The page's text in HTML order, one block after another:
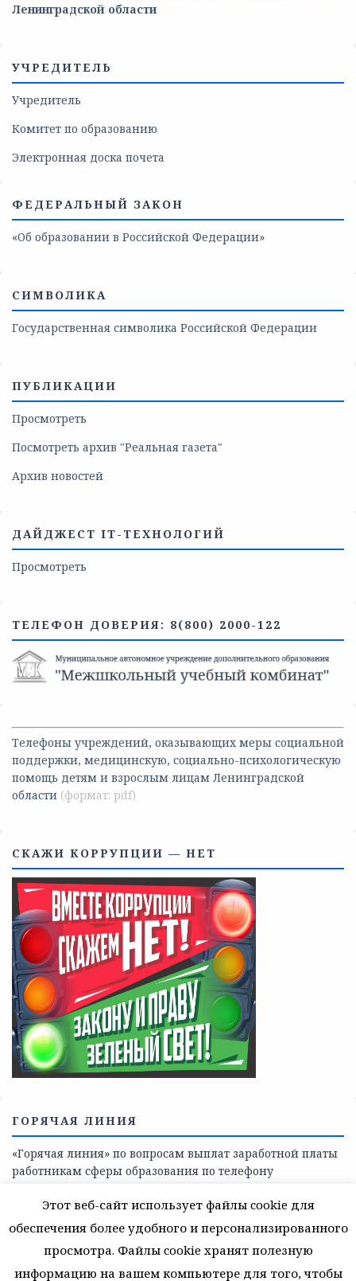
Ленинградской области
УЧРЕДИТЕЛЬ
Учредитель
Комитет по образованию
Электронная доска почета
ФЕДЕРАЛЬНЫЙ ЗАКОН
«Об образовании в Российской Федерации»
СИМВОЛИКА
Государственная символика Российской Федерации
ПУБЛИКАЦИИ
Просмотреть
Посмотреть архив "Реальная газета"
Архив новостей
ДАЙДЖЕСТ IT-ТЕХНОЛОГИЙ
Просмотреть
ТЕЛЕФОН ДОВЕРИЯ: 8(800) 2000-122
Телефоны учреждений, оказывающих меры социальной
поддержки, медицинскую, социально-психологическую
помощь детям и взрослым лицам Ленинградской
области
СКАЖИ КОРРУПЦИИ — НЕТ
Этот веб-сайт использует файлы cookie для
обеспечения более удобного и персонализированного
просмотра. Файлы cookie хранят полезную
информацию на вашем компьютере для того, чтобы